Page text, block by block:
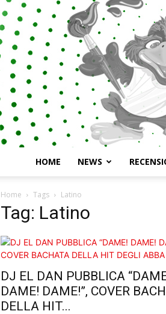
HOME NEWS
Home Tags Latino
Tag: Latino
DJ EL DAN PUBBLICA
DAME! DAME!”, COVER
DELLA HIT...